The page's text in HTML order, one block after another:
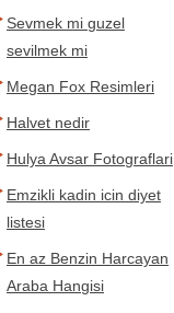
Sevmek mi guzel
sevilmek mi
Megan Fox Resimleri
Halvet nedir
Hulya Avsar Fotograflari
Emzikli kadin icin diyet
listesi
En az Benzin Harcayan
Araba Hangisi